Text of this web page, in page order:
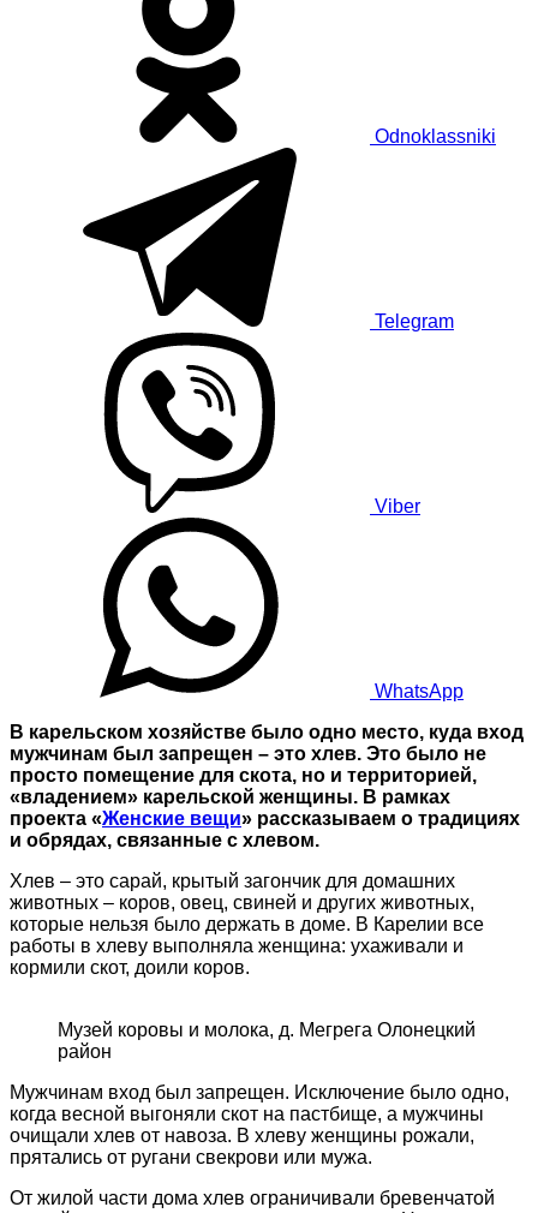
Odnoklassniki
Telegram
Viber
WhatsApp
В карельском хозяйстве было одно место, куда вход
мужчинам был запрещен – это хлев. Это было не
просто помещение для скота, но и территорией,
«владением» карельской женщины. В рамках
проекта «Женские вещи» рассказываем о традициях
и обрядах, связанные с хлевом.
Хлев – это сарай, крытый загончик для домашних
животных – коров, овец, свиней и других животных,
которые нельзя было держать в доме. В Карелии все
работы в хлеву выполняла женщина: ухаживали и
кормили скот, доили коров.
Музей коровы и молока, д. Мегрега Олонецкий
район
Мужчинам вход был запрещен. Исключение было одно,
когда весной выгоняли скот на пастбище, а мужчины
очищали хлев от навоза. В хлеву женщины рожали,
прятались от ругани свекрови или мужа.
От жилой части дома хлев ограничивали бревенчатой